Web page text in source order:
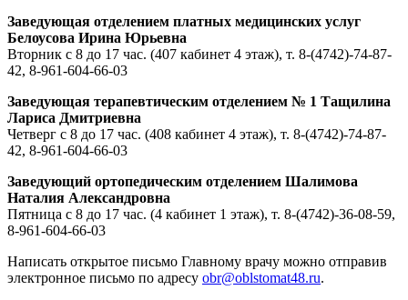
Заведующая отделением платных медицинских услуг
Белоусова Ирина Юрьевна
Вторник с 8 до 17 час. (407 кабинет 4 этаж), т. 8-(4742)-74-87-
42, 8-961-604-66-03
Заведующая терапевтическим отделением № 1 Тащилина
Лариса Дмитриевна
Четверг с 8 до 17 час. (408 кабинет 4 этаж), т. 8-(4742)-74-87-
42, 8-961-604-66-03
Заведующий ортопедическим отделением Шалимова
Наталия Александровна
Пятница с 8 до 17 час. (4 кабинет 1 этаж), т. 8-(4742)-36-08-59,
8-961-604-66-03
Написать открытое письмо Главному врачу можно отправив
электронное письмо по адресу obr@oblstomat48.ru.